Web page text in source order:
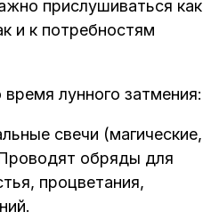
прислушиваться как
и к потребностям
лунного затмения:
свечи (магические,
обряды для
процветания,